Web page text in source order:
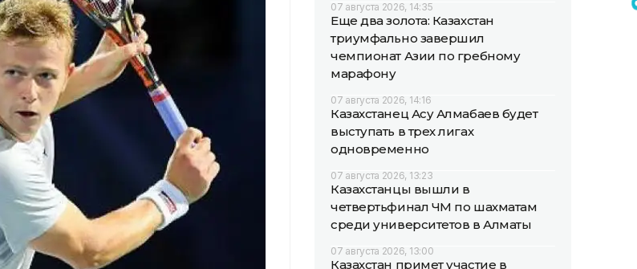
07 августа 2026, 14:35
Еще два золота: Казахстан
триумфально завершил
чемпионат Азии по гребному
марафону
07 августа 2026, 14:16
Казахстанец Асу Алмабаев будет
выступать в трех лигах
одновременно
07 августа 2026, 13:23
Казахстанцы вышли в
четвертьфинал ЧМ по шахматам
среди университетов в Алматы
07 августа 2026, 13:00
Казахстан примет участие в